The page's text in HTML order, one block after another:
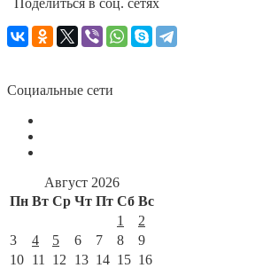
Социальные сети
Август 2026
Пн Вт Ср Чт Пт Сб Вс
1
2
3
4 5 6 7 8
9
10 11 12 13 14 15 16